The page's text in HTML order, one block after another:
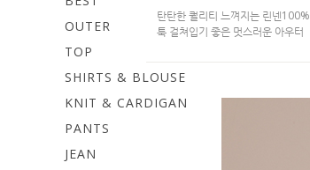
OUTER
TOP
SHIRTS & BLOUSE
KNIT & CARDIGAN
PANTS
JEAN
탄탄한 퀄리티 느껴지는 린넨100%
툭 걸쳐입기 좋은 멋스러운 아우터